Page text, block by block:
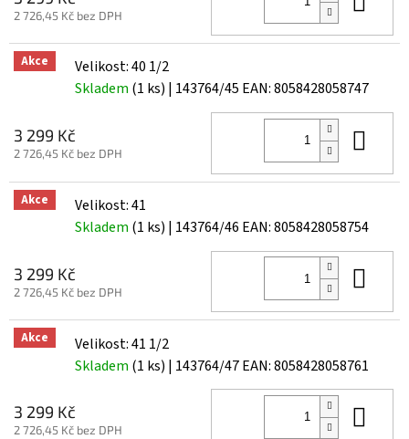
2 726,45 Kč bez DPH
Akce
Velikost: 40 1/2
Skladem (1 ks) | 143764/45 EAN:8058428058747
3 299 Kč
2 726,45 Kč bez DPH
Akce
Velikost: 41
Skladem (1 ks) | 143764/46 EAN:8058428058754
3 299 Kč
2 726,45 Kč bez DPH
Akce
Velikost: 41 1/2
Skladem (1 ks) | 143764/47EAN:8058428058761
3 299 Kč
2 726,45 Kč bez DPH